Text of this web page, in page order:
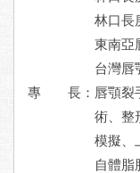
林口長
東南亞
台灣唇
專 長： 唇顎裂
術、整
模擬、
自體脂